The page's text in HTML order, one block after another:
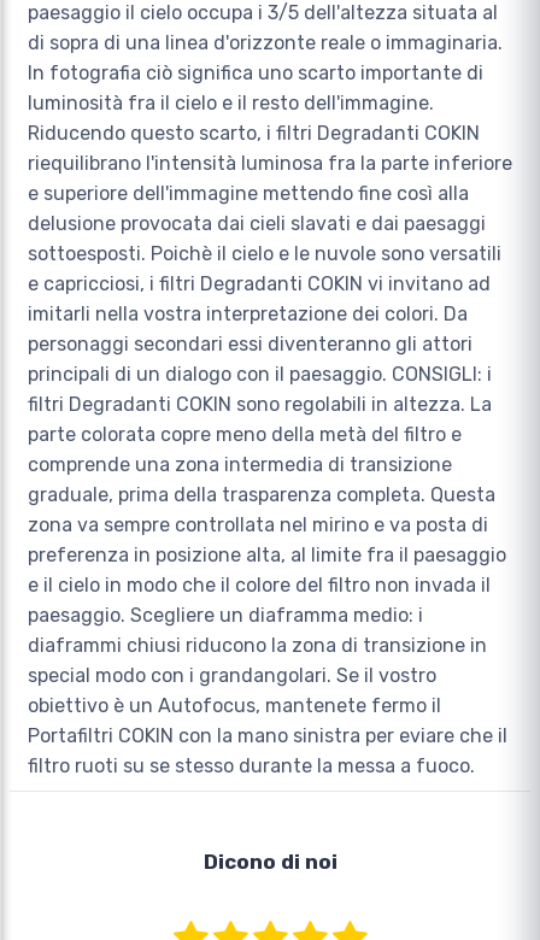
paesaggio il cielo occupa i 3/5 dell'altezza situata al
di sopra di una linea d'orizzonte reale o immaginaria.
In fotografia ciò significa uno scarto importante di
luminosità fra il cielo e il resto dell'immagine.
Riducendo questo scarto, i filtri Degradanti COKIN
riequilibrano l'intensità luminosa fra la parte inferiore
e superiore dell'immagine mettendo fine così alla
delusione provocata dai cieli slavati e dai paesaggi
sottoesposti. Poichè il cielo e le nuvole sono versatili
e capricciosi, i filtri Degradanti COKIN vi invitano ad
imitarli nella vostra interpretazione dei colori. Da
personaggi secondari essi diventeranno gli attori
principali di un dialogo con il paesaggio. CONSIGLI: i
filtri Degradanti COKIN sono regolabili in altezza. La
parte colorata copre meno della metà del filtro e
comprende una zona intermedia di transizione
graduale, prima della trasparenza completa. Questa
zona va sempre controllata nel mirino e va posta di
preferenza in posizione alta, al limite fra il paesaggio
e il cielo in modo che il colore del filtro non invada il
paesaggio. Scegliere un diaframma medio: i
diaframmi chiusi riducono la zona di transizione in
special modo con i grandangolari. Se il vostro
obiettivo è un Autofocus, mantenete fermo il
Portafiltri COKIN con la mano sinistra per eviare che il
filtro ruoti su se stesso durante la messa a fuoco.
Dicono di noi